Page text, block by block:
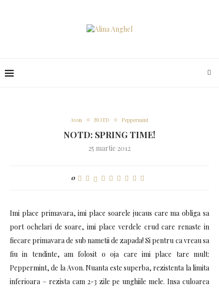
Avon NOTD Peppermint
NOTD: SPRING TIME!
25 martie 2012
0
Imi place primavara, imi place soarele jucaus care ma obliga sa
port ochelari de soare, imi place verdele crud care renaste in
fiecare primavara de sub nametii de zapada! Si pentru ca vreau sa
fiu in tendinte, am folosit o oja care imi place tare mult:
Peppermint, de la Avon. Nuanta este superba, rezistenta la limita
inferioara – rezista cam 2-3 zile pe unghiile mele. Insa culoarea